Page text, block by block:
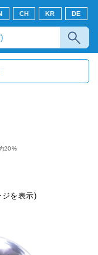
CH KR DE
20%
ジを表示)